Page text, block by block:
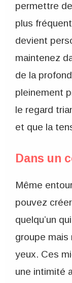
permettre
plus
devient
maintenez
de la
pleinement
le regard
et que la
Dans un
Même
pouvez
quelqu’un
groupe
yeux. Ces
une intimité